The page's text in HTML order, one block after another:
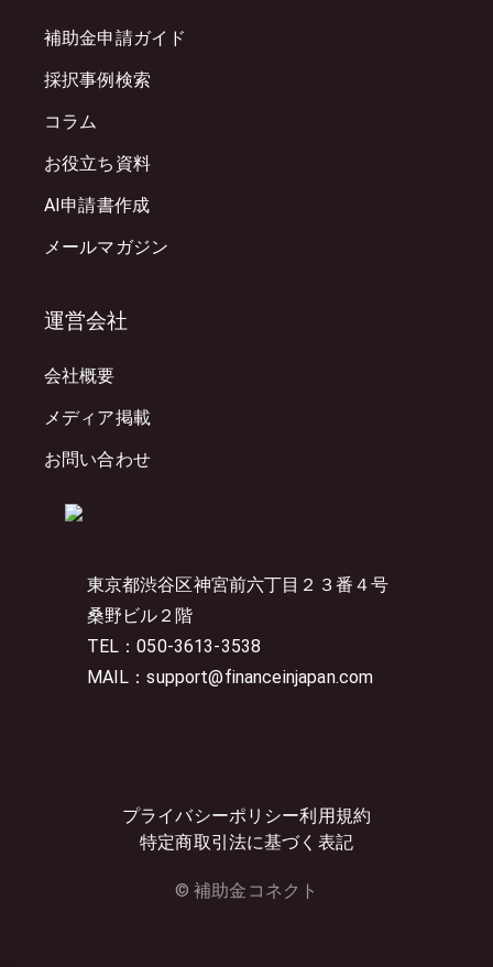
東京都渋谷区神宮前六丁目２３番４号
桑野ビル２階
TEL：050-3613-3538
MAIL：support@financeinjapan.com
プライバシーポリシー利用規約
特定商取引法に基づく表記
© 補助金コネクト
補助金申請ガイド
採択事例検索
コラム
お役立ち資料
AI申請書作成
メールマガジン
運営会社
会社概要
メディア掲載
お問い合わせ